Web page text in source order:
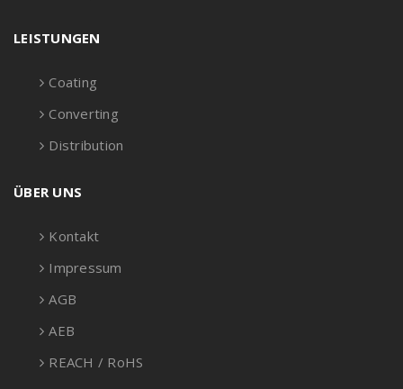
LEISTUNGEN
Coating
Converting
Distribution
ÜBER UNS
Kontakt
Impressum
AGB
AEB
REACH / RoHS